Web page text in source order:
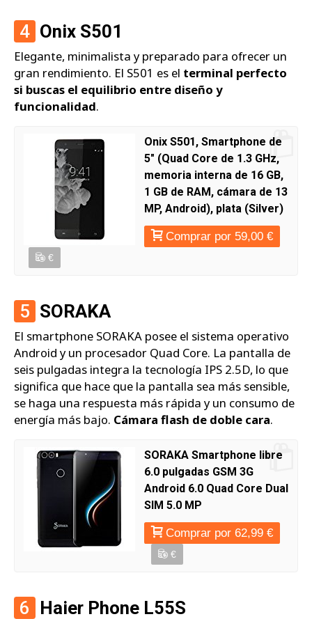
4 Onix S501
Elegante, minimalista y preparado para ofrecer un
gran rendimiento. El S501 es el terminal perfecto
si buscas el equilibrio entre diseño y
funcionalidad.
Onix S501, Smartphone de
5" (Quad Core de 1.3 GHz,
memoria interna de 16 GB,
1 GB de RAM, cámara de 13
MP, Android), plata (Silver)
Comprar por 59,00 €
€
5 SORAKA
El smartphone SORAKA posee el sistema operativo
Android y un procesador Quad Core. La pantalla de
seis pulgadas integra la tecnología IPS 2.5D, lo que
significa que hace que la pantalla sea más sensible,
se haga una respuesta más rápida y un consumo de
energía más bajo. Cámara flash de doble cara.
SORAKA Smartphone libre
6.0 pulgadas GSM 3G
Android 6.0 Quad Core Dual
SIM 5.0 MP
Comprar por 62,99 €
€
6 Haier Phone L55S